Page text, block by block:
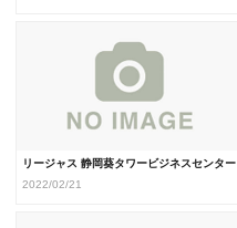
リージャス 静岡葵タワービジネスセンター
2022/02/21